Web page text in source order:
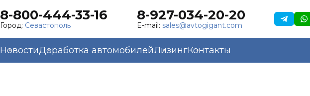
8-800-444-33-16
Город: Севастополь
8-927-034-20-20
E-mail: sales@avtogigant.com
НовостиДоработка автомобилейЛизингКонтакты